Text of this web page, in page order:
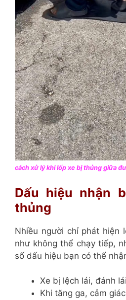
cách xử lý khi lốp xe bị thủng giữa
Dấu hiệu nhận
thủng
Nhiều người chỉ phát hiện
như không thể chạy tiếp,
số dấu hiệu bạn có thể
Xe bị lệch lái, đánh
Khi tăng ga, cảm